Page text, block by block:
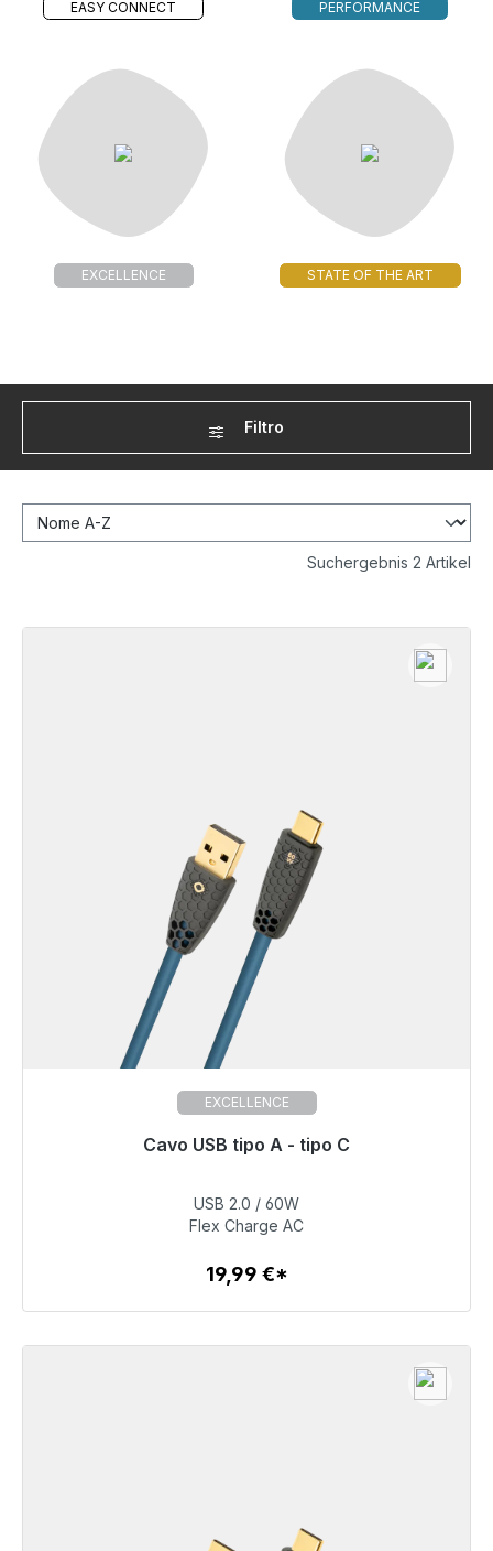
EASY CONNECT PERFORMANCE
EXCELLENCE STATE OF THE ART
Filtro
Suchergebnis 2 Artikel
EXCELLENCE
Cavo USB tipo A - tipo C
Pronto per la spedizione immediata, tempo di
19,99 €
Dettagli
USB 2.0 / 60W
Flex Charge AC
19,99 €*